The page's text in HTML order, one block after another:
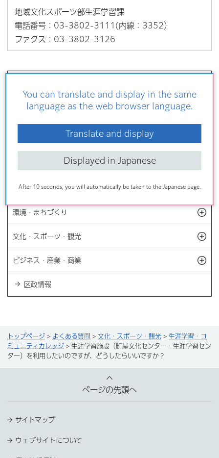
You can translate and display in the same
language as the web browser language.
Translate and display
Displayed in Japanese
After 10 seconds, you will automatically be taken to the Japanese page.
地域文化スポーツ部生涯学習課
電話番号：03-3802-3111(内線：3352）
ファクス：03-3802-3126
福祉・健康・医療
子育て・教育
環境・まちづくり
文化・スポーツ・観光
ビジネス・産業・商業
区政情報
トップページ > よくある質問 > 文化・スポーツ・観光 > 生涯学習・コ
ミュニティカレッジ > 生涯学習施設（町屋文化センター・生涯学習セン
ター）を利用したいのですが、どうしたらいいですか？
ページの先頭へ
サイトマップ
ウェブサイトについて